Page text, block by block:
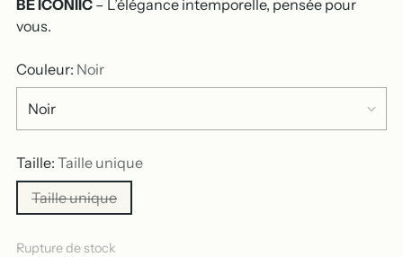
BE ICONIIC – L’élégance intemporelle, pensée pour
vous.
Couleur: Noir
Taille: Taille unique
Taille unique
Rupture de stock